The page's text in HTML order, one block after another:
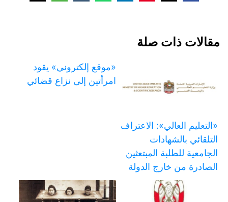
مقالات ذات صلة
«التعليم العالي»: الاعتراف
التلقائي بالشهادات
الجامعية للطلبة المبتعثين
الصادرة من خارج الدولة
«موقع إلكتروني» يقود
امرأتين إلى نزاع قضائي